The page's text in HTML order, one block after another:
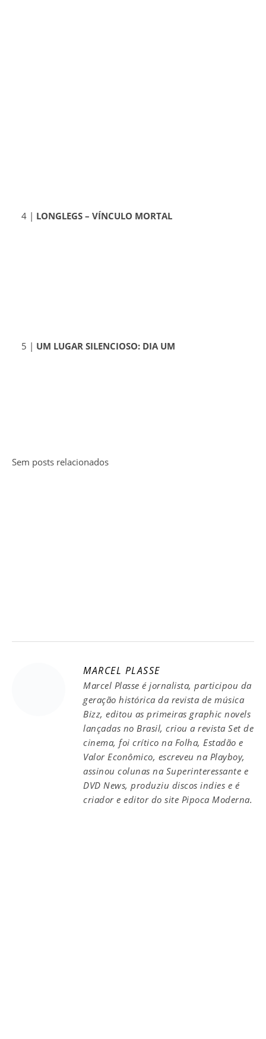
4 | LONGLEGS – VÍNCULO MORTAL
5 | UM LUGAR SILENCIOSO: DIA UM
Sem posts relacionados
MARCEL PLASSE
Marcel Plasse é jornalista, participou da
geração histórica da revista de música
Bizz, editou as primeiras graphic novels
lançadas no Brasil, criou a revista Set de
cinema, foi crítico na Folha, Estadão e
Valor Econômico, escreveu na Playboy,
assinou colunas na Superinteressante e
DVD News, produziu discos indies e é
criador e editor do site Pipoca Moderna.